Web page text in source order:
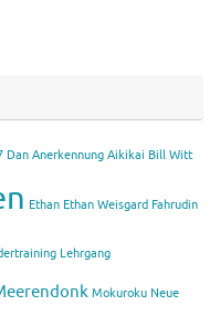
Dan Anerkennung Aikikai Bill Witt
Ethan Ethan Weisgard Fahrudin
Lehrgang
Mokuroku Neue